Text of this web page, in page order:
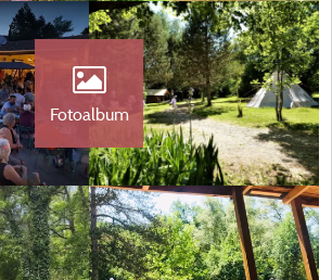
Fotoalbum